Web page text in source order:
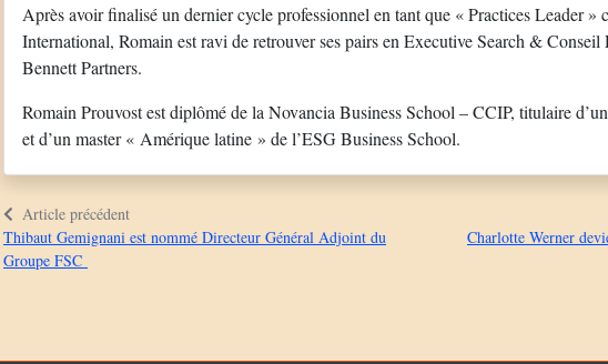
Après avoir finalisé un dernier cycle professionnel en tant que « Practices Leader
International, Romain est ravi de retrouver ses pairs en Executive Search &
Bennett Partners.
Romain Prouvost est diplômé de la Novancia Business School – CCIP, titulaire
et d’un master « Amérique latine » de l’ESG Business School.
Article précédent
Thibaut Gemignani est nommé Directeur Général Adjoint du
Groupe FSC
Charlotte Werner